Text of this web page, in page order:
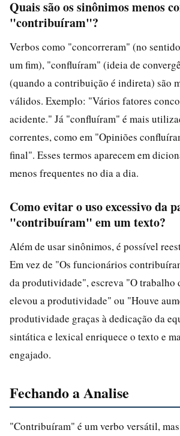
Quais são os sinônimos menos
"contribuíram"?
Verbos como "concorreram" (no
um fim), "confluíram" (ideia de
(quando a contribuição é indireta) são
válidos. Exemplo: "Vários fatores
acidente." Já "confluíram" é mais
correntes, como em "Opiniões
final". Esses termos aparecem em
menos frequentes no dia a dia.
Como evitar o uso excessivo da
"contribuíram" em um texto?
Além de usar sinônimos, é possível
Em vez de "Os funcionários
da produtividade", escreva "O trabalho
elevou a produtividade" ou "Houve
produtividade graças à dedicação da
sintática e lexical enriquece o texto e
engajado.
Fechando a Analise
"Contribuíram" é um verbo versátil,